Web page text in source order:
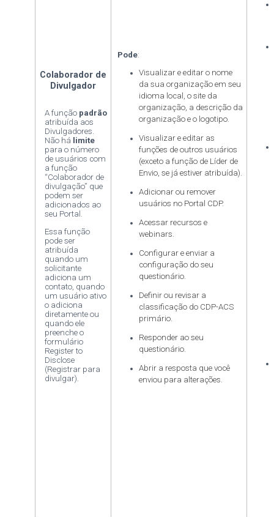
Colaborador de
Divulgador
A função padrão
atribuída aos
Divulgadores.
Não há limite
para o número
de usuários com
a função
“Colaborador de
divulgação” que
podem ser
adicionados ao
seu Portal.
Essa função
pode ser
atribuída
quando um
solicitante
adiciona um
contato, quando
um usuário ativo
o adiciona
diretamente ou
quando ele
preenche o
formulário
Register to
Disclose
(Registrar para
divulgar).
Pode:
Visualizar e editar o nome
da sua organização em seu
idioma local, o site da
organização, a descrição da
organização e o logotipo.
Visualizar e editar as
funções de outros usuários
(exceto a função de Líder de
Envio, se já estiver atribuída).
Adicionar ou remover
usuários no Portal CDP.
Acessar recursos e
webinars.
Configurar e enviar a
configuração do seu
questionário.
Definir ou revisar a
classificação do CDP-ACS
primário.
Responder ao seu
questionário.
Abrir a resposta que você
enviou para alterações.